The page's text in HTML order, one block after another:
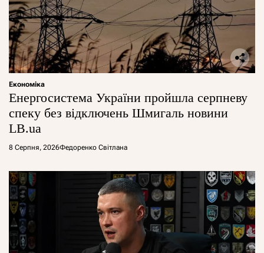
Економіка
Енергосистема України пройшла серпневу
спеку без відключень Шмигаль новини
LB.ua
8 Серпня, 2026Федоренко Світлана